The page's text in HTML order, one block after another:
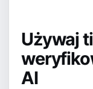
Używaj
AI